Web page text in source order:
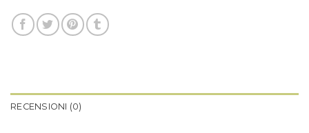
RECENSIONI (0)